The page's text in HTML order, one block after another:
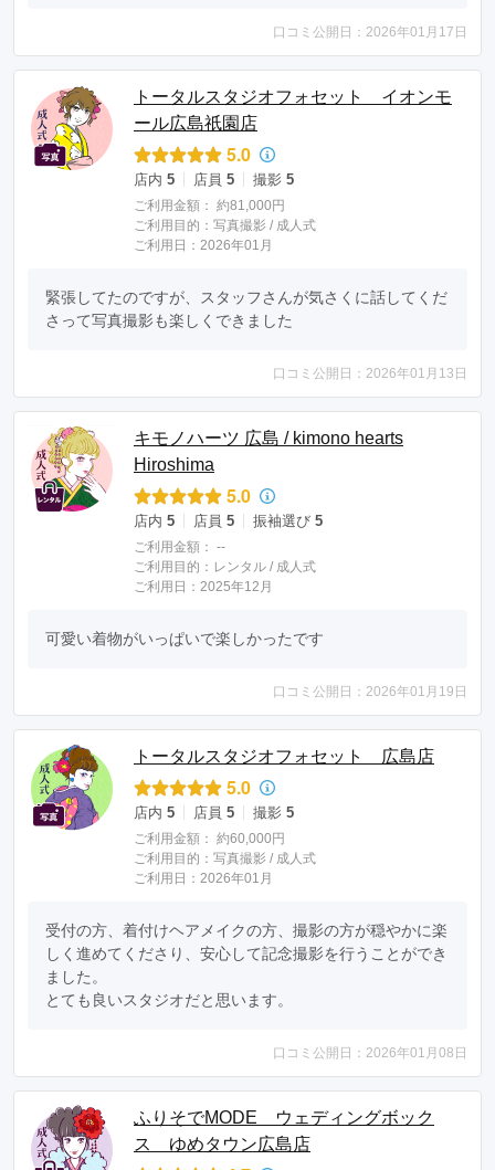
口コミ公開日：2026年01月17日
トータルスタジオフォセット イオンモ
ール広島祇園店
5.0
店内 5 店員 5 撮影 5
ご利用金額： 約81,000円
ご利用目的： 写真撮影 / 成人式
ご利用日：2026年01月
緊張してたのですが、スタッフさんが気さくに話してくだ
さって写真撮影も楽しくできました
口コミ公開日：2026年01月13日
キモノハーツ 広島 / kimono hearts
Hiroshima
5.0
店内 5 店員 5 振袖選び 5
ご利用金額： --
ご利用目的： レンタル / 成人式
ご利用日：2025年12月
可愛い着物がいっぱいで楽しかったです
口コミ公開日：2026年01月19日
トータルスタジオフォセット 広島店
5.0
店内 5 店員 5 撮影 5
ご利用金額： 約60,000円
ご利用目的： 写真撮影 / 成人式
ご利用日：2026年01月
受付の方、着付けヘアメイクの方、撮影の方が穏やかに楽
しく進めてくださり、安心して記念撮影を行うことができ
ました。
とても良いスタジオだと思います。
口コミ公開日：2026年01月08日
ふりそでMODE ウェディングボック
ス ゆめタウン広島店